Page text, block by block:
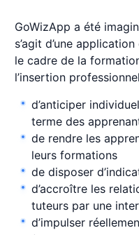
GoWizApp a été
s’agit d’une
le cadre de la
l’insertion
d’anticiper
terme des
de rendre les
leurs formations
de disposer
d’accroître les
tuteurs par une
d’impulser